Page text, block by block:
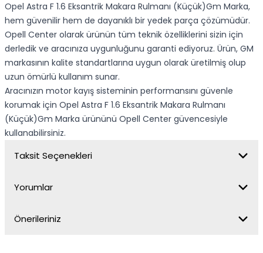
Opel Astra F 1.6 Eksantrik Makara Rulmanı (Küçük)Gm Marka,
hem güvenilir hem de dayanıklı bir yedek parça çözümüdür.
Opell Center olarak ürünün tüm teknik özelliklerini sizin için
derledik ve aracınıza uygunluğunu garanti ediyoruz. Ürün, GM
markasının kalite standartlarına uygun olarak üretilmiş olup
uzun ömürlü kullanım sunar.
Aracınızın motor kayış sisteminin performansını güvenle
korumak için Opel Astra F 1.6 Eksantrik Makara Rulmanı
(Küçük)Gm Marka ürününü Opell Center güvencesiyle
kullanabilirsiniz.
Taksit Seçenekleri
Yorumlar
Önerileriniz